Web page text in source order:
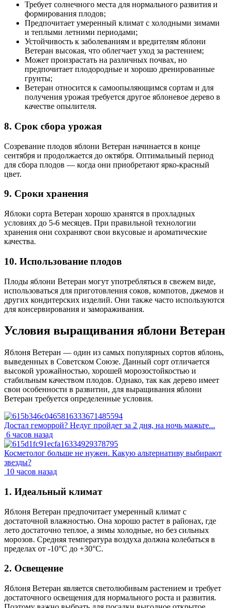
Требует солнечного места для нормального развития и
формирования плодов;
Предпочитает умеренный климат с холодными зимами
и теплыми летними периодами;
Устойчивость к заболеваниям и вредителям яблони
Ветеран высокая, что облегчает уход за растением;
Может произрастать на различных почвах, но
предпочитает плодородные и хорошо дренированные
грунты;
Ветеран относится к самоопыляющимся сортам и для
получения урожая требуется другое яблоневое дерево в
качестве опылителя.
8. Срок сбора урожая
Созревание плодов яблони Ветеран начинается в конце
сентября и продолжается до октября. Оптимальный период
для сбора плодов — когда они приобретают ярко-красный
цвет.
9. Сроки хранения
Яблоки сорта Ветеран хорошо хранятся в прохладных
условиях до 5-6 месяцев. При правильной технологии
хранения они сохраняют свои вкусовые и ароматические
качества.
10. Использование плодов
Плоды яблони Ветеран могут употребляться в свежем виде,
использоваться для приготовления соков, компотов, джемов и
других кондитерских изделий. Они также часто используются
для консервирования и замораживания.
Условия выращивания яблони Ветеран
Яблоня Ветеран — один из самых популярных сортов яблонь,
выведенных в Советском Союзе. Данный сорт отличается
высокой урожайностью, хорошей морозостойкостью и
стабильным качеством плодов. Однако, так как дерево имеет
свои особенности в развитии, для выращивания яблони
Ветеран требуется определенные условия.
Достал геморрой? Недуг пройдет за 2 дня, на ночь мажьте...
6 часов назад
Косметолог больше не нужен. Какую альтернативу выбирают
звезды?
10 часов назад
1. Идеальный климат
Яблоня Ветеран предпочитает умеренный климат с
достаточной влажностью. Она хорошо растет в районах, где
лето достаточно теплое, а зимы холодные, но без сильных
морозов. Средняя температура воздуха должна колебаться в
пределах от -10°С до +30°С.
2. Освещение
Яблоня Ветеран является светолюбивым растением и требует
достаточного освещения для нормального роста и развития.